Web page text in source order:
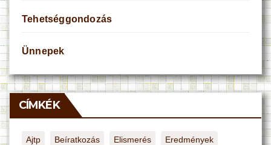
Tehetséggondozás
Ünnepek
CÍMKÉK
Ajtp Beíratkozás Elismerés Eredmények